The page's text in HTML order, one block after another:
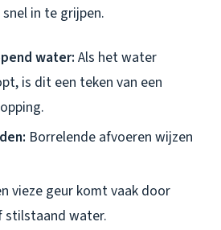
in te grijpen.
water:Als het water
is dit een teken van een
Borrelende afvoeren wijzen
vieze geur komt vaak door
stilstaand water.